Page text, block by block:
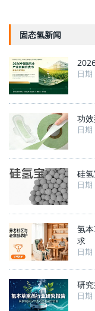
固态氢新闻
日
功
日
硅
日
氢
求
日
研
日